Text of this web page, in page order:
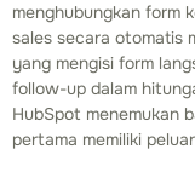
menghubungkan form
sales secara otomatis
yang mengisi form
follow-up dalam
HubSpot menemukan
pertama memiliki